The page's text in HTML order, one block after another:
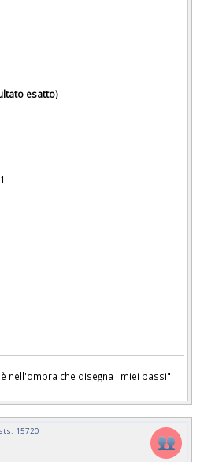
esatto)
nell'ombra che disegna i miei passi"
15720